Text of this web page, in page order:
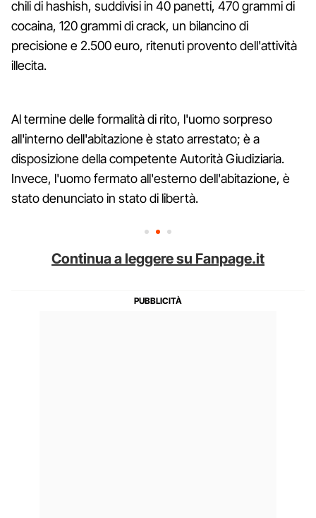
chili di hashish, suddivisi in 40 panetti, 470 grammi di
cocaina, 120 grammi di crack, un bilancino di
precisione e 2.500 euro, ritenuti provento dell'attività
illecita.
Al termine delle formalità di rito, l'uomo sorpreso
all'interno dell'abitazione è stato arrestato; è a
disposizione della competente Autorità Giudiziaria.
Invece, l'uomo fermato all'esterno dell'abitazione, è
stato denunciato in stato di libertà.
Continua a leggere su Fanpage.it